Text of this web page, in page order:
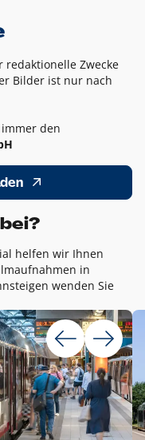
Zwecke
Bilder ist nur nach
den
helfen wir Ihnen
in
wenden Sie